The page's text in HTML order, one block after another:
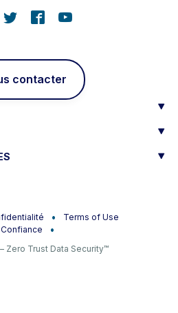
contacter
Terms of Use
Confiance
Zero Trust Data Security™